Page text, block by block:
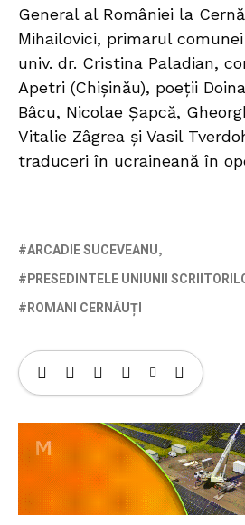
General al României la
Mihailovici, primarul
univ. dr. Cristina Paladian,
Apetri (Chișinău), poeții
Bâcu, Nicolae Șapcă,
Vitalie Zâgrea și Vasil
traduceri în ucraineană în
ARCADIE SUCEVEANU
PRESEDINTELE UNIUNII
ROMANI CERNĂUȚI